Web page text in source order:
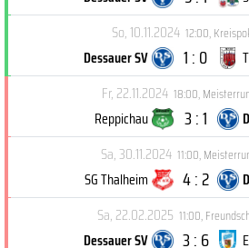
So, 10.11.2024 12:00,
Dessauer SV 1 : 0
Fr, 22.11.2024 18:00,
Reppichau 3 : 1
Sa, 30.11.2024 11:00,
SG Thalheim 4 : 2
Sa, 22.02.2025 11:00,
Dessauer SV 3 : 6